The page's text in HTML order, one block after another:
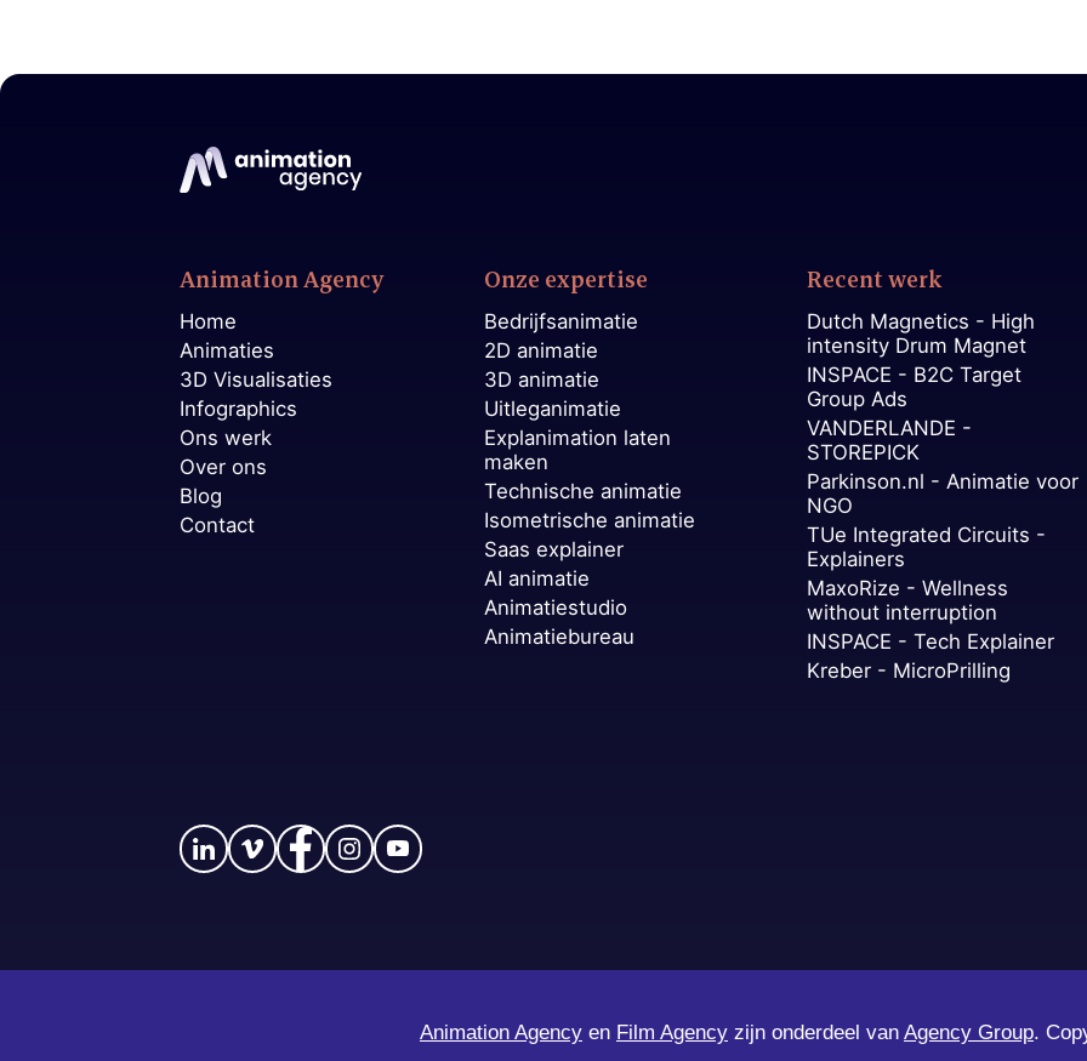
Animation Agency
Home
Animaties
3D Visualisaties
Infographics
Ons werk
Over ons
Blog
Contact
Onze expertise
Bedrijfsanimatie
2D animatie
3D animatie
Uitleganimatie
Explanimation laten
maken
Technische animatie
Isometrische animatie
Saas explainer
AI animatie
Animatiestudio
Animatiebureau
Recent werk
Dutch Magnetics - High
intensity Drum Magnet
INSPACE - B2C Target
Group Ads
VANDERLANDE -
STOREPICK
Parkinson.nl - Animatie voor
NGO
TUe Integrated Circuits -
Explainers
MaxoRize - Wellness
without interruption
INSPACE - Tech Explainer
Kreber - MicroPrilling
Animation Agency en Film Agency zijn onderdeel van Agency Group.